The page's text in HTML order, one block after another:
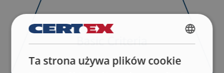
POLISH
ENGLISH TRANSLATION
Ta strona używa plików cookie